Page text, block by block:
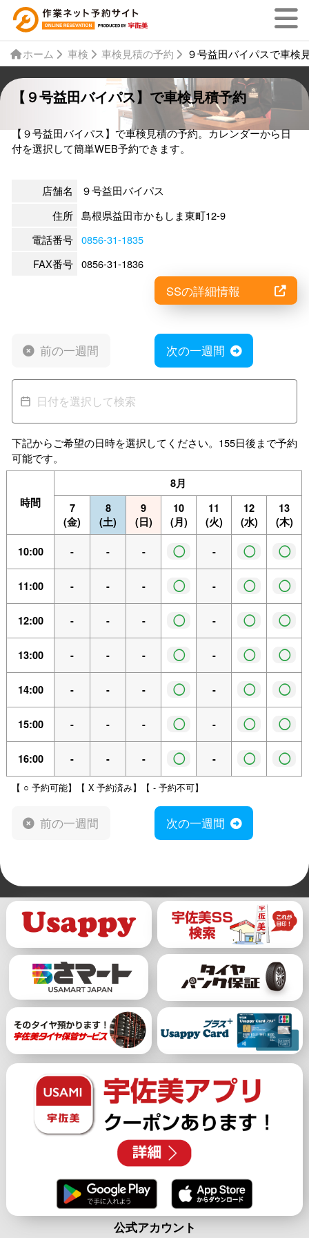
ホーム 車検 車検見積の予約 ９号益田バイパスで車検
【９号益田バイパス】で車検見積予約
【９号益田バイパス】で車検見積の予約。カレンダーから日
付を選択して簡単WEB予約できます。
店舗名
９号益田バイパス
住所 島根県益田市かもしま東町12-9
電話番号 0856-31-1835
FAX番号 0856-31-1836
SSの詳細情報
前の一週間 次の一週間
下記からご希望の日時を選択してください。155日後まで予約
可能です。
時間
8月
7
(金)
8
(土)
9
(日)
10
(月)
11
(火)
12
(水)
13
(木)
10:00 - - - ◯ - ◯ ◯
11:00 - - - ◯ - ◯ ◯
12:00 - - - ◯ - ◯ ◯
13:00 - - - ◯ - ◯ ◯
14:00 - - - ◯ - ◯ ◯
15:00 - - - ◯ - ◯ ◯
16:00 - - - ◯ - ◯ ◯
【 ○ 予約可能】【 X 予約済み】【 - 予約不可】
前の一週間 次の一週間
公式アカウント